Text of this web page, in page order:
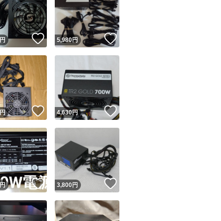
ユーザーの実績について
マが定めた一定の基準を満たしたユーザーにバッジを付与しています
品者
引出品者 Yahoo!フリマの基準をクリアした安心・安全なユーザーです
績◯+ このユーザーはYahoo!フリマの取引を完了させた実績があり
この商品の情報をコピーします
品画像の無断転載は禁止されています
ピーは1商品につき1回です
円 いいね！
5,980円
円 いいね！
4,630円 いいね！
円 いいね！
3,800円